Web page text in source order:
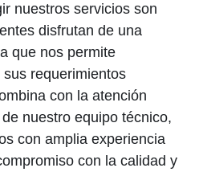
nuestros servicios son
disfrutan de una
que nos permite
requerimientos
con la atención
nuestro equipo técnico,
con amplia experiencia
con la calidad y